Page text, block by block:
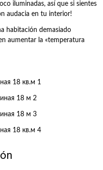
iluminadas, así que si sientes
audacia en tu interior!
habitación demasiado
aumentar la «temperatura